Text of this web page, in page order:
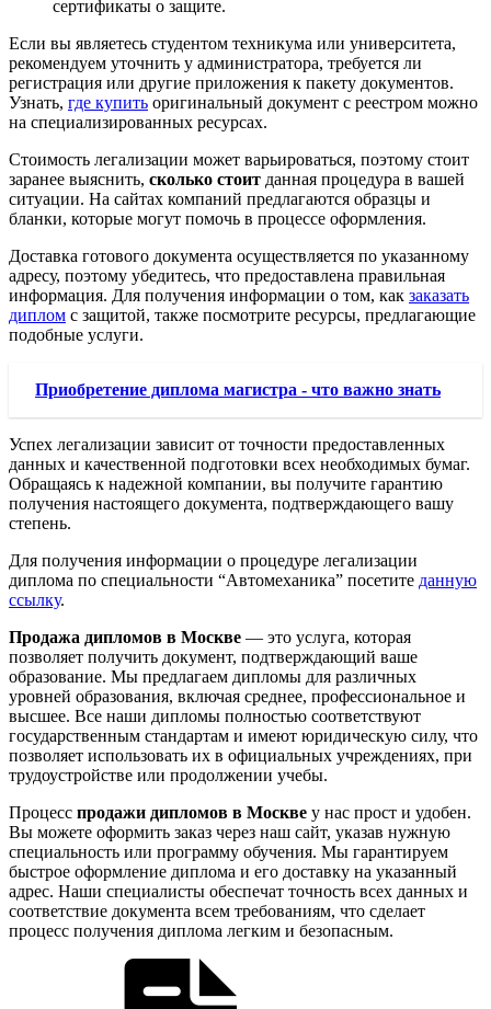
сертификаты о защите.
Если вы являетесь студентом техникума или университета,
рекомендуем уточнить у администратора, требуется ли
регистрация или другие приложения к пакету документов.
Узнать, где купить оригинальный документ с реестром можно
на специализированных ресурсах.
Стоимость легализации может варьироваться, поэтому стоит
заранее выяснить, сколько стоит данная процедура в вашей
ситуации. На сайтах компаний предлагаются образцы и
бланки, которые могут помочь в процессе оформления.
Доставка готового документа осуществляется по указанному
адресу, поэтому убедитесь, что предоставлена правильная
информация. Для получения информации о том, как заказать
диплом с защитой, также посмотрите ресурсы, предлагающие
подобные услуги.
Приобретение диплома магистра - что важно знать
Успех легализации зависит от точности предоставленных
данных и качественной подготовки всех необходимых бумаг.
Обращаясь к надежной компании, вы получите гарантию
получения настоящего документа, подтверждающего вашу
степень.
Для получения информации о процедуре легализации
диплома по специальности “Автомеханика” посетите данную
ссылку.
Продажа дипломов в Москве — это услуга, которая
позволяет получить документ, подтверждающий ваше
образование. Мы предлагаем дипломы для различных
уровней образования, включая среднее, профессиональное и
высшее. Все наши дипломы полностью соответствуют
государственным стандартам и имеют юридическую силу, что
позволяет использовать их в официальных учреждениях, при
трудоустройстве или продолжении учебы.
Процесс продажи дипломов в Москве у нас прост и удобен.
Вы можете оформить заказ через наш сайт, указав нужную
специальность или программу обучения. Мы гарантируем
быстрое оформление диплома и его доставку на указанный
адрес. Наши специалисты обеспечат точность всех данных и
соответствие документа всем требованиям, что сделает
процесс получения диплома легким и безопасным.